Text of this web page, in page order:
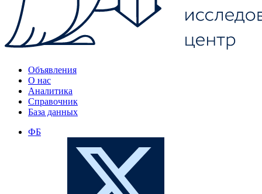
Объявления
О нас
Аналитика
Справочник
База данных
ФБ